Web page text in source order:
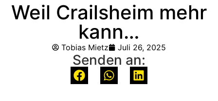
Weil Crailsheim mehr
kann…
Tobias Mietz Juli 26, 2025
Senden an: